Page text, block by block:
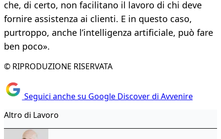
che, di certo, non facilitano il lavoro di chi deve
fornire assistenza ai clienti. E in questo caso,
purtroppo, anche l’intelligenza artificiale, può fare
ben poco».
© RIPRODUZIONE RISERVATA
Seguici anche su Google Discover di Avvenire
Altro di Lavoro